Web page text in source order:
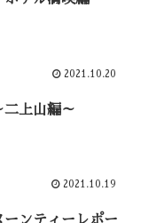
2021.10.20
上山編～
2021.10.19
ンティーレポー